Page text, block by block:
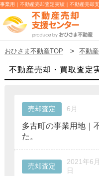
事業用｜不動産売却査定実績｜不動産売却
おひさま不動産TOP 不動
不動産売却・買取査定
売却査定 6月
多古町の事業用地｜
た。
売却査定
2021年6
日